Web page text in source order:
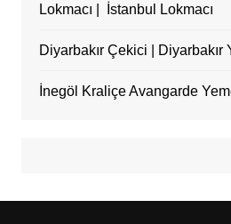
Lokmacı | İstanbul Lokmacı
Diyarbakır Çekici | Diyarbakır
İnegöl Kraliçe Avangarde